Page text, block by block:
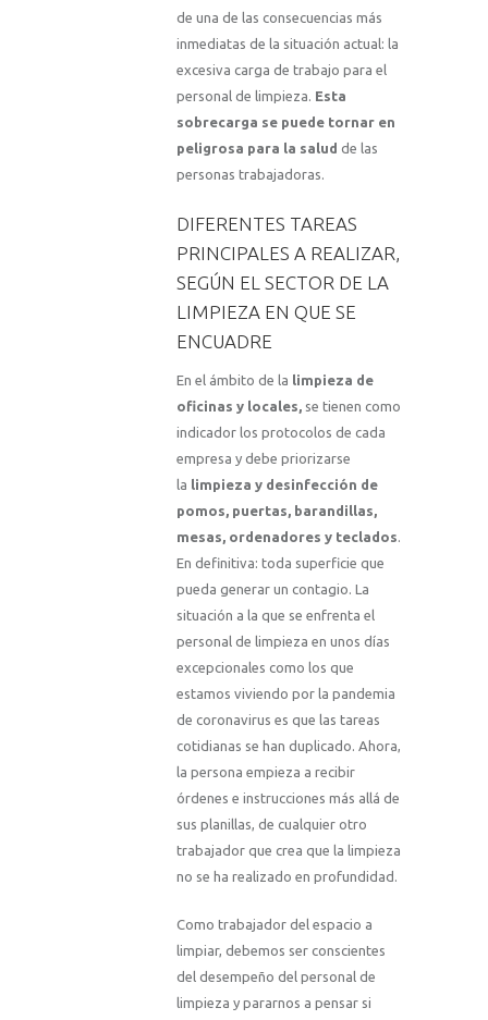
de una de las consecuencias más
inmediatas de la situación actual: la
excesiva carga de trabajo para el
personal de limpieza. Esta
sobrecarga se puede tornar en
peligrosa para la salud de las
personas trabajadoras.
DIFERENTES TAREAS
PRINCIPALES A REALIZAR,
SEGÚN EL SECTOR DE LA
LIMPIEZA EN QUE SE
ENCUADRE
En el ámbito de la limpieza de
oficinas y locales, se tienen como
indicador los protocolos de cada
empresa y debe priorizarse
la limpieza y desinfección de
pomos, puertas, barandillas,
mesas, ordenadores y teclados.
En definitiva: toda superficie que
pueda generar un contagio. La
situación a la que se enfrenta el
personal de limpieza en unos días
excepcionales como los que
estamos viviendo por la pandemia
de coronavirus es que las tareas
cotidianas se han duplicado. Ahora,
la persona empieza a recibir
órdenes e instrucciones más allá de
sus planillas, de cualquier otro
trabajador que crea que la limpieza
no se ha realizado en profundidad.
Como trabajador del espacio a
limpiar, debemos ser conscientes
del desempeño del personal de
limpieza y pararnos a pensar si